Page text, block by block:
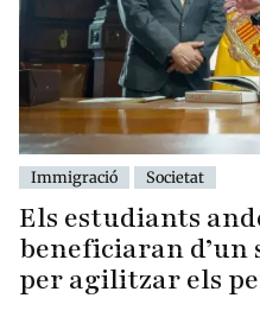
Immigració Societat
Els estudiants
beneficiaran d’un
per agilitzar els